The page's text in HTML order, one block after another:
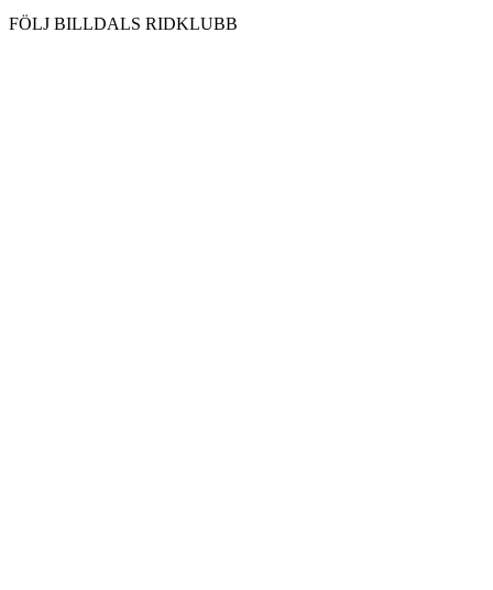
FÖLJ BILLDALS RIDKLUBB